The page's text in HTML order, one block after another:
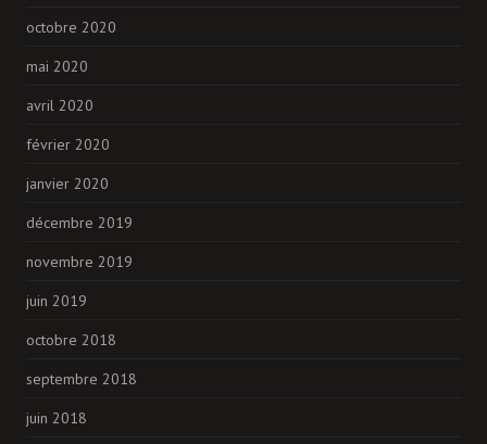
octobre 2020
mai 2020
avril 2020
février 2020
janvier 2020
décembre 2019
novembre 2019
juin 2019
octobre 2018
septembre 2018
juin 2018